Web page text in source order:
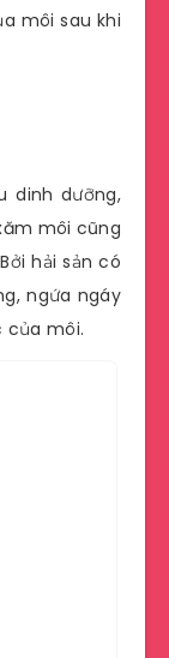
môi sau khi
dinh dưỡng,
môi cũng
hải sản có
ngứa ngáy
của môi.